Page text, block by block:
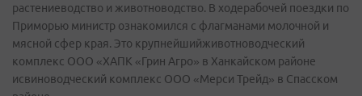
растениеводство и животноводство. В ходерабочей поездки по
Приморью министр ознакомился с флагманами молочной и
мясной сфер края. Это крупнейшийживотноводческий
комплекс ООО «ХАПК «Грин Агро» в Ханкайском районе
исвиноводческий комплекс ООО «Мерси Трейд» в Спасском